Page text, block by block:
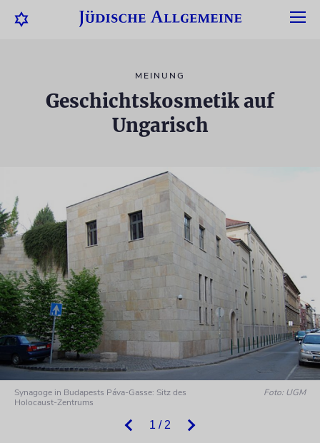
MEINUNG
Geschichtskosmetik auf
Ungarisch
1 / 2
Synagoge in Budapests Páva-Gasse: Sitz des
Holocaust-Zentrums
Foto: UGM